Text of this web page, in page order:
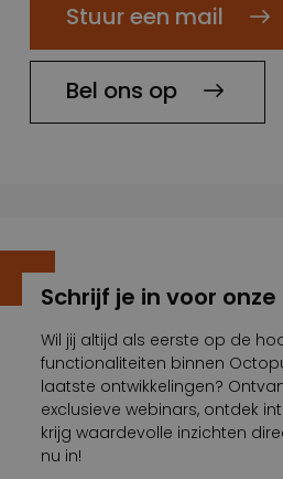
Stuur een mail
Bel ons op
Schrijf je in voor
Wil jij altijd als eerste op de
functionaliteiten binnen
laatste ontwikkelingen?
exclusieve webinars, ontdek
krijg waardevolle inzichten
nu in!